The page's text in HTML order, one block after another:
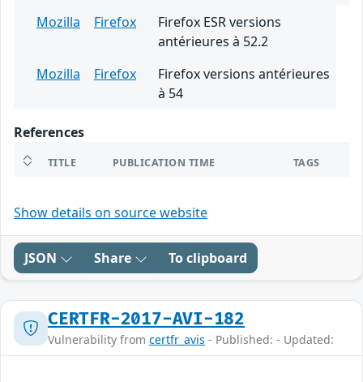
Mozilla Firefox
Firefox ESR versions
antérieures à 52.2
Mozilla
Firefox
Firefox versions antérieures
à 54
References
TITLE PUBLICATION TIME TAGS
Show details on source website
JSON Share To clipboard
CERTFR-2017-AVI-182
Vulnerability from certfr_avis - Published: - Updated: